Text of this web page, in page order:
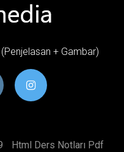
+ Gambar)
Html Ders Notları Pdf